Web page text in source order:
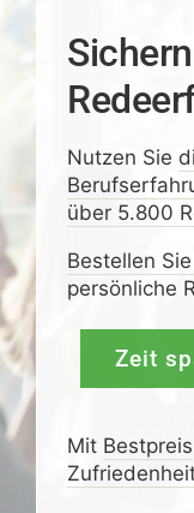
Nutzen Sie
über 5.800
Bestellen
persönliche
Zeit
Mit Bestpreis